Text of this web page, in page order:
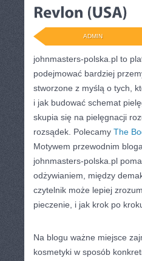
ADMIN
johnmasters-polska.pl to
podejmować bardziej
stworzone z myślą o tych,
i jak budować schemat
skupia się na pielęgnacji
rozsądek. Polecamy The
Motywem przewodnim
johnmasters-polska.pl
odżywianiem, między
czytelnik może lepiej
pieczenie, i jak krok po
Na blogu ważne miejsce
kosmetyki w sposób